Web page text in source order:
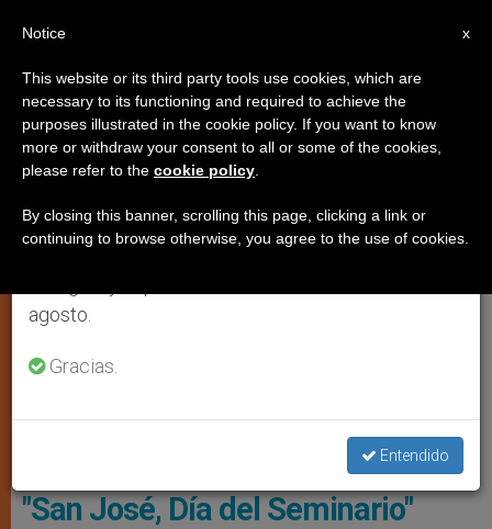
ESPIRITUALIDAD
Vitral Del Sagrado Corazón De Jesús (WIKIMEDIA COMMONS - The
Photographer)
"San José, Día del Seminario"
×
Aviso importante
Del 27 de julio al 7 de agosto haremos la pausa
anual, aprovechando que en el periodo de verano
se generan menos informaciones y también el
agosto.
Gracias.
Entendido
x
Notice
This website or its third party tools use cookies, which are
necessary to its functioning and required to achieve the
purposes illustrated in the cookie policy. If you want to know
more or withdraw your consent to all or some of the cookies,
please refer to the cookie policy
By closing this banner, scrolling this page, clicking a link or
continuing to browse otherwise, you agree to the use of cookies.